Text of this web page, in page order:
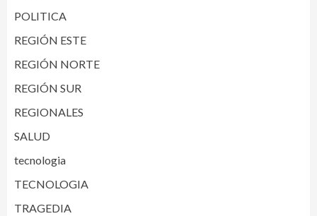
POLITICA
REGIÓN ESTE
REGIÓN NORTE
REGIÓN SUR
REGIONALES
SALUD
tecnologia
TECNOLOGIA
TRAGEDIA